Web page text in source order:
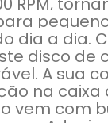
dia a dia.
disco de
A sua
na
vem com